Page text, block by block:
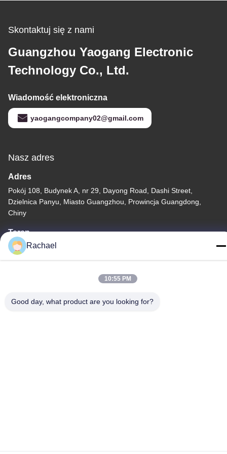
Skontaktuj się z nami
Guangzhou Yaogang Electronic
Technology Co., Ltd.
Wiadomość elektroniczna
yaogangcompany02@gmail.com
Nasz adres
Adres
Pokój 108, Budynek A, nr 29, Dayong Road, Dashi Street,
Dzielnica Panyu, Miasto Guangzhou, Prowincja Guangdong,
Chiny
Teren
0086-15112103717
Rachael
10:55 PM
Good day, what product are you looking for?